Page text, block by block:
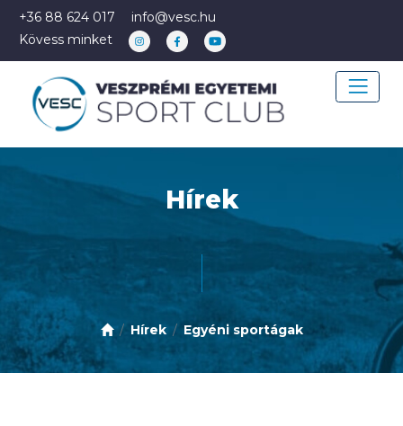
+36 88 624 017
info@vesc.hu
Kövess minket
Hírek
Hírek Egyéni sportágak